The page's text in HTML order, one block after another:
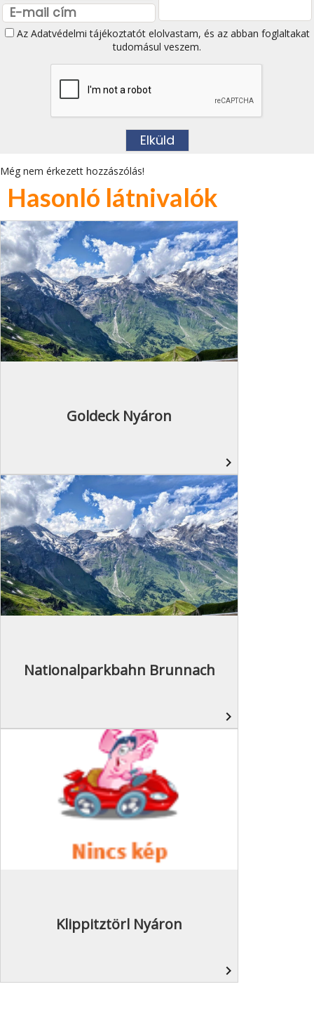
Az Adatvédelmi tájékoztatótelolvastam, és az abban foglaltakat
tudomásul veszem.
Még nem érkezett hozzászólás!
Hasonló látnivalók
Goldeck Nyáron
navigate_next
Nationalparkbahn Brunnach
navigate_next
Klippitztörl Nyáron
navigate_next